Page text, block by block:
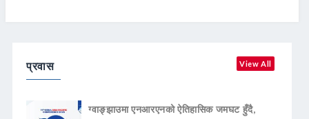
प्रवास View All
ग्वाङ्झाउमा एनआरएनको ऐतिहासिक जमघट हुँदै,